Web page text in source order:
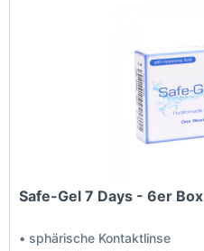
Safe-Gel 7 Days - 6er Box
• sphärische Kontaktlinse